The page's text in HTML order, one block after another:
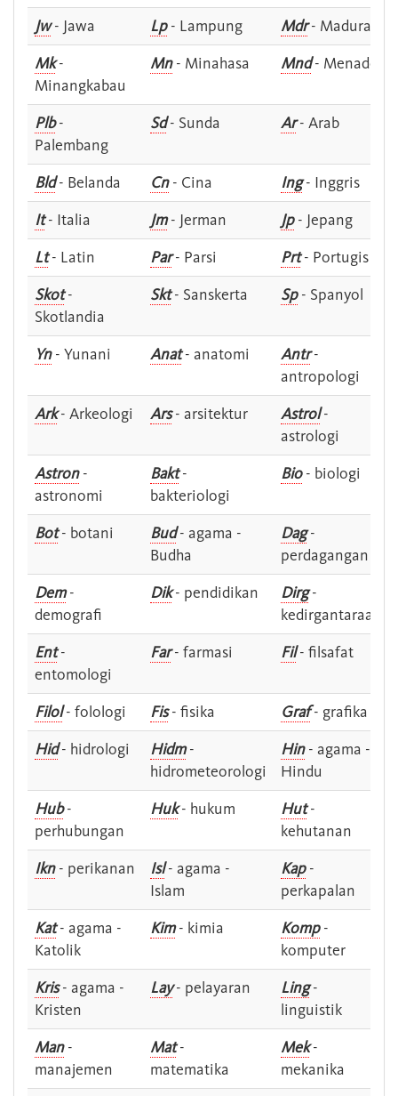
Jw- Jawa Lp- Lampung Mdr- Madura
Mk-
Minangkabau
Mn- Minahasa Mnd- Menado
Plb-
Palembang
Sd- Sunda Ar- Arab
Bld- Belanda Cn- Cina Ing- Inggris
It- Italia Jm- Jerman Jp- Jepang
Lt- Latin Par- Parsi Prt- Portugis
Skot-
Skotlandia
Skt- Sanskerta Sp- Spanyol
Yn- Yunani Anat- anatomi Antr-
antropologi
Ark- Arkeologi Ars- arsitektur Astrol-
astrologi
Astron-
astronomi
Bakt-
bakteriologi
Bio- biologi
Bot- botani Bud- agama -
Budha
Dag-
perdagangan
Dem-
demografi
Dik- pendidikan Dirg-
kedirgantaraan
Ent-
entomologi
Far- farmasi Fil- filsafat
Filol- folologi Fis- fisika Graf- grafika
Hid- hidrologi Hidm-
hidrometeorologi
Hin- agama -
Hindu
Hub-
perhubungan
Huk- hukum Hut-
kehutanan
Ikn- perikanan Isl- agama -
Islam
Kap-
perkapalan
Kat- agama -
Katolik
Kim- kimia Komp-
komputer
Kris- agama -
Kristen
Lay- pelayaran Ling-
linguistik
Man-
manajemen
Mat-
matematika
Mek-
mekanika